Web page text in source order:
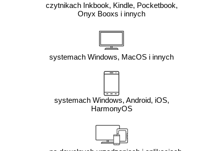
czytnikach Inkbook, Kindle, Pocketbook,
Onyx Booxs i innych
systemach Windows, MacOS i innych
systemach Windows, Android, iOS,
HarmonyOS